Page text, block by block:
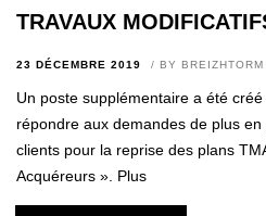
TRAVAUX
23 DÉCEMBRE 2019 BY BREIZHTORM
Un poste supplémentaire a été
répondre aux demandes de plus
clients pour la reprise des plans
Acquéreurs ». Plus